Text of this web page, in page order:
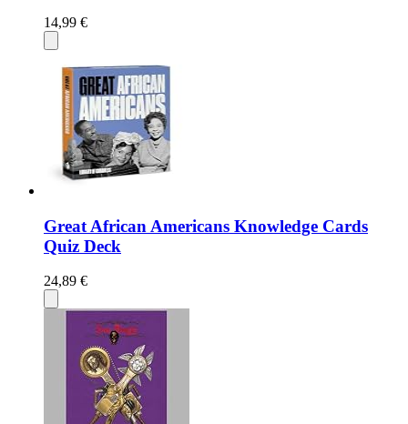
14,99 €
Great African Americans Knowledge Cards
Quiz Deck
24,89 €